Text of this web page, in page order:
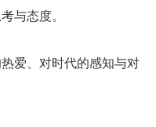
与态度。
爱、对时代的感知与对